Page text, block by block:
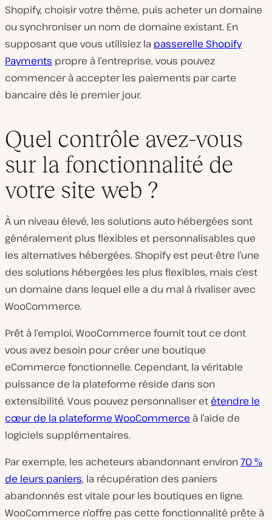
Shopify, choisir votre thème, puis acheter un domaine
ou synchroniser un nom de domaine existant. En
supposant que vous utilisiez la passerelle Shopify
Payments propre à l’entreprise, vous pouvez
commencer à accepter les paiements par carte
bancaire dès le premier jour.
Quel contrôle avez-vous
sur la fonctionnalité de
votre site web ?
À un niveau élevé, les solutions auto-hébergées sont
généralement plus flexibles et personnalisables que
les alternatives hébergées. Shopify est peut-être l’une
des solutions hébergées les plus flexibles, mais c’est
un domaine dans lequel elle a du mal à rivaliser avec
WooCommerce.
Prêt à l’emploi, WooCommerce fournit tout ce dont
vous avez besoin pour créer une boutique
eCommerce fonctionnelle. Cependant, la véritable
puissance de la plateforme réside dans son
extensibilité. Vous pouvez personnaliser et étendre le
cœur de la plateforme WooCommerce à l’aide de
logiciels supplémentaires.
Par exemple, les acheteurs abandonnant environ70 %
de leurs paniers, la récupération des paniers
abandonnés est vitale pour les boutiques en ligne.
WooCommerce n’offre pas cette fonctionnalité prête à